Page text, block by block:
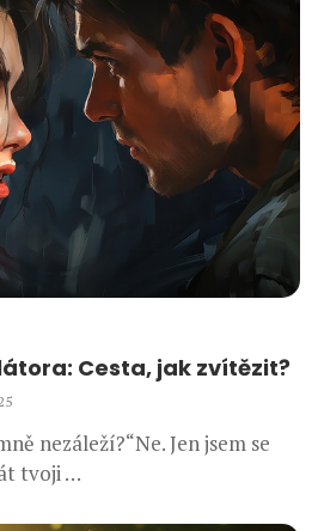
Cesta, jak zvítězit?
nezáleží?“Ne. Jen jsem se
tvoji …